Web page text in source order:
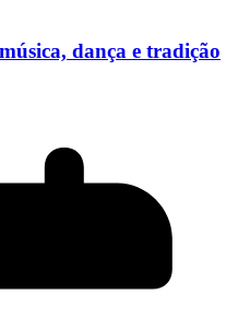
dança e tradição